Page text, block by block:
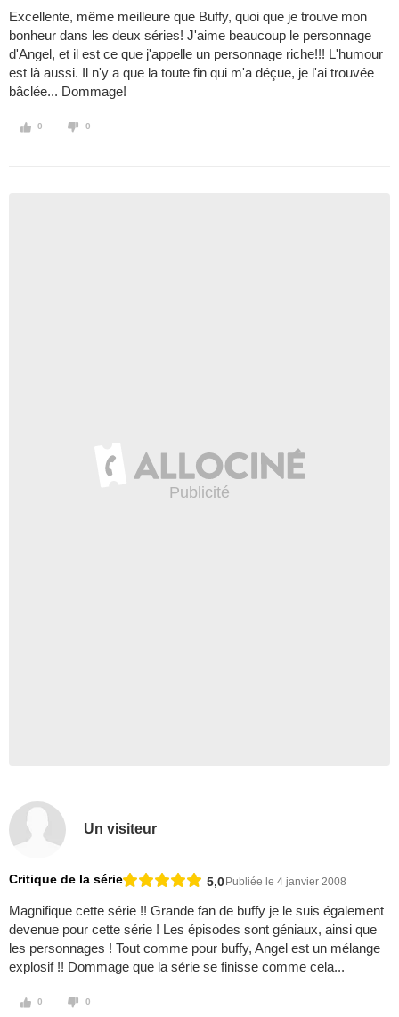
Excellente, même meilleure que Buffy, quoi que je trouve mon
bonheur dans les deux séries! J'aime beaucoup le personnage
d'Angel, et il est ce que j'appelle un personnage riche!!! L'humour
est là aussi. Il n'y a que la toute fin qui m'a déçue, je l'ai trouvée
bâclée... Dommage!
0 0
Un visiteur
Critique de la série 5,0Publiée le 4 janvier 2008
Magnifique cette série !! Grande fan de buffy je le suis également
devenue pour cette série ! Les épisodes sont géniaux, ainsi que
les personnages ! Tout comme pour buffy, Angel est un mélange
explosif !! Dommage que la série se finisse comme cela...
0 0